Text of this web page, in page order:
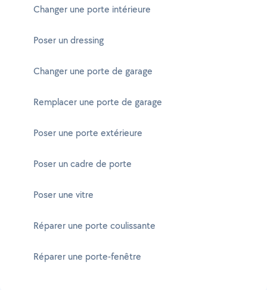
Changer une porte intérieure
Poser un dressing
Changer une porte de garage
Remplacer une porte de garage
Poser une porte extérieure
Poser un cadre de porte
Poser une vitre
Réparer une porte coulissante
Réparer une porte-fenêtre